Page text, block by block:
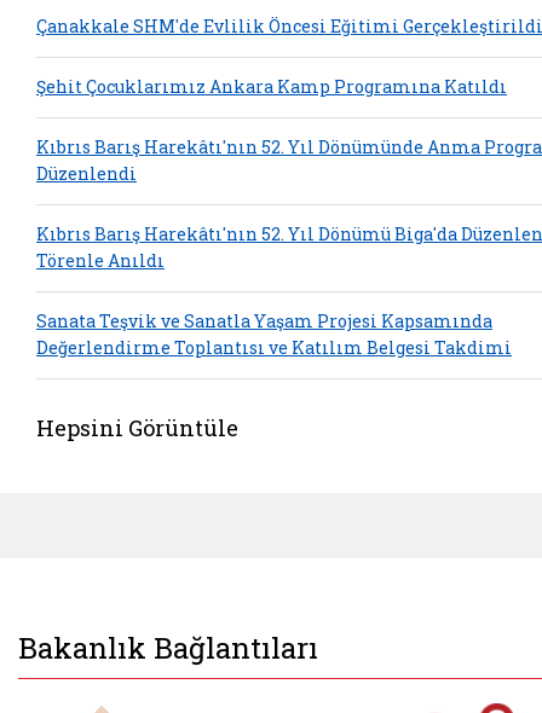
Çanakkale SHM'de Evlilik Öncesi Eğitimi Gerçekleştirildi
Şehit Çocuklarımız Ankara Kamp Programına Katıldı
Kıbrıs Barış Harekâtı'nın 52. Yıl Dönümünde Anma
Düzenlendi
Kıbrıs Barış Harekâtı'nın 52. Yıl Dönümü Biga'da
Törenle Anıldı
Sanata Teşvik ve Sanatla Yaşam Projesi Kapsamında
Değerlendirme Toplantısı ve Katılım Belgesi Takdimi
Hepsini Görüntüle
Bakanlık Bağlantıları